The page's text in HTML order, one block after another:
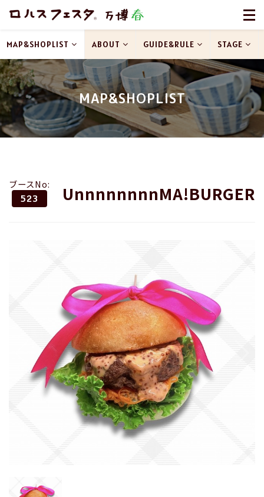
MAP&SHOPLIST
MAP&SHOPLIST ABOUT GUIDE&RULE STAGE
ブースNo:
523 UnnnnnnnnMA!BURGER